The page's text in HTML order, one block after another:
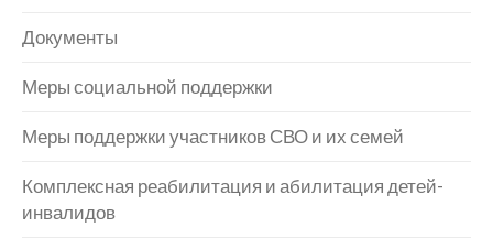
Документы
Меры социальной поддержки
Меры поддержки участников СВО и их семей
Комплексная реабилитация и абилитация детей-
инвалидов